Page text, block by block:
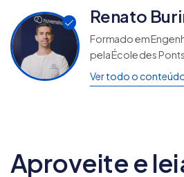
Renato
Formado em
pela École des
INSEAD, Renato
Pagamentos na
fricção na hora da
Ver todo o
Aproveite e